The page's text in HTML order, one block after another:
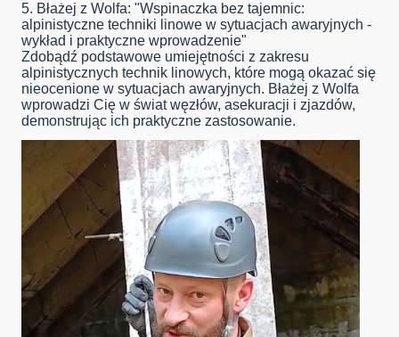
5. Błażej z Wolfa: "Wspinaczka bez tajemnic:
alpinistyczne techniki linowe w sytuacjach awaryjnych -
wykład i praktyczne wprowadzenie"
Zdobądź podstawowe umiejętności z zakresu
alpinistycznych technik linowych, które mogą okazać się
nieocenione w sytuacjach awaryjnych. Błażej z Wolfa
wprowadzi Cię w świat węzłów, asekuracji i zjazdów,
demonstrując ich praktyczne zastosowanie.